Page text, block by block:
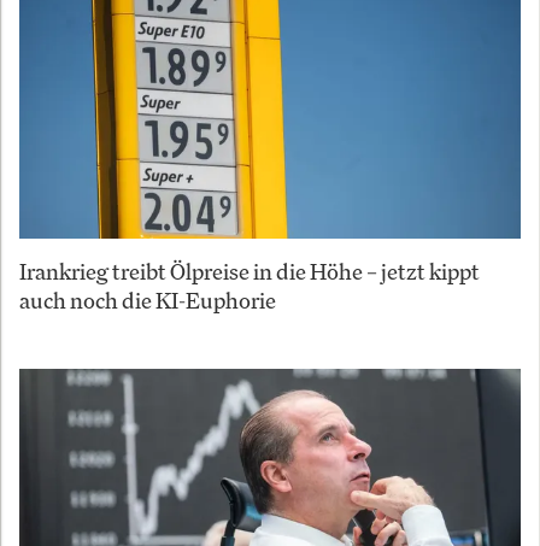
Irankrieg treibt Ölpreise in die Höhe – jetzt kippt
auch noch die KI-Euphorie